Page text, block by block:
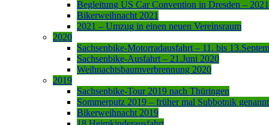
Begleitung US Car Convention in Dresden – 2021
Bikerweihnacht 2021
2021 – Umzug in einen neuen Vereinsraum
2020
Sachsenbike-Motorradausfahrt – 11. bis
Sachsenbike-Ausfahrt – 21.Juni 2020
Weihnachtsbaumverbrennung 2020
2019
Sachsenbike-Tour 2019 nach Thüringen
Sommerputz 2019 – früher mal Subbotnik genannt
Bikerweihnacht 2019